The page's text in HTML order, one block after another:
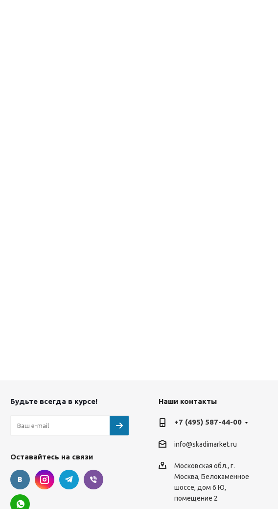
Будьте всегда в курсе!
Оставайтесь на связи
Наши контакты
+7 (495) 587-44-00
info@skadimarket.ru
Московская обл., г.
Москва, Белокаменное
шоссе, дом 6 Ю,
помещение 2